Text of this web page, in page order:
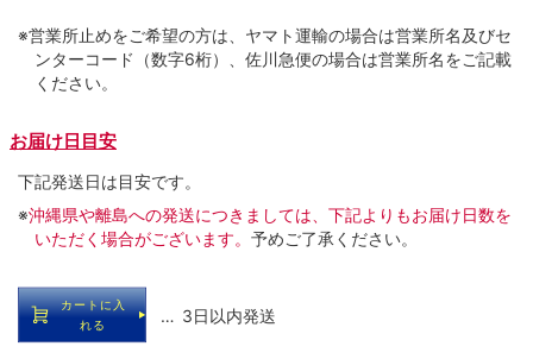
※営業所止めをご希望の方は、ヤマト運輸の場合は営業所名及びセ
ンターコード（数字6桁）、佐川急便の場合は営業所名をご記載
ください。
お届け日目安
下記発送日は目安です。
※沖縄県や離島への発送につきましては、下記よりもお届け日数を
いただく場合がございます。 予めご了承ください。
カートに入
れる
… 3日以内発送